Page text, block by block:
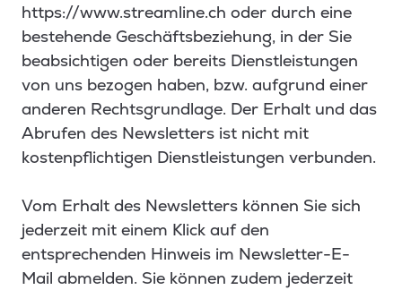
https://www.streamline.ch oder durch eine
bestehende Geschäftsbeziehung, in der Sie
beabsichtigen oder bereits Dienstleistungen
von uns bezogen haben, bzw. aufgrund einer
anderen Rechtsgrundlage. Der Erhalt und das
Abrufen des Newsletters ist nicht mit
kostenpflichtigen Dienstleistungen verbunden.
Vom Erhalt des Newsletters können Sie sich
jederzeit mit einem Klick auf den
entsprechenden Hinweis im Newsletter-E-
Mail abmelden. Sie können zudem jederzeit